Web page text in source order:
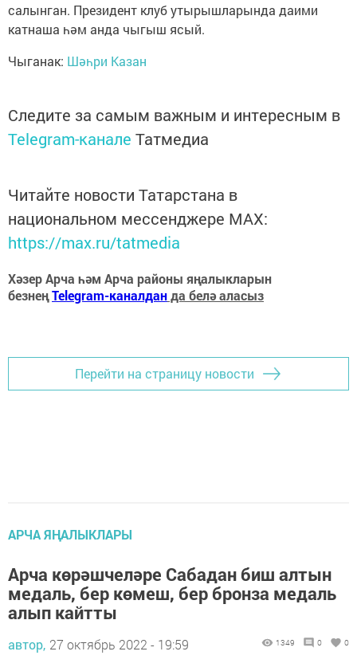
салынган. Президент клуб утырышларында даими
катнаша һәм анда чыгыш ясый.
Чыганак: Шәһри Казан
Следите за самым важным и интересным в
Telegram-канале Татмедиа
Читайте новости Татарстана в
национальном мессенджере MАХ:
https://max.ru/tatmedia
Хәзер Арча һәм Арча районы яңалыкларын
безнеңTelegram-каналданда белә аласыз
Перейти на страницу новости
АРЧА ЯҢАЛЫКЛАРЫ
Арча көрәшчеләре Сабадан биш алтын
медаль, бер көмеш, бер бронза медаль
алып кайтты
автор, 27 октябрь 2022 - 19:59 1349 0 0